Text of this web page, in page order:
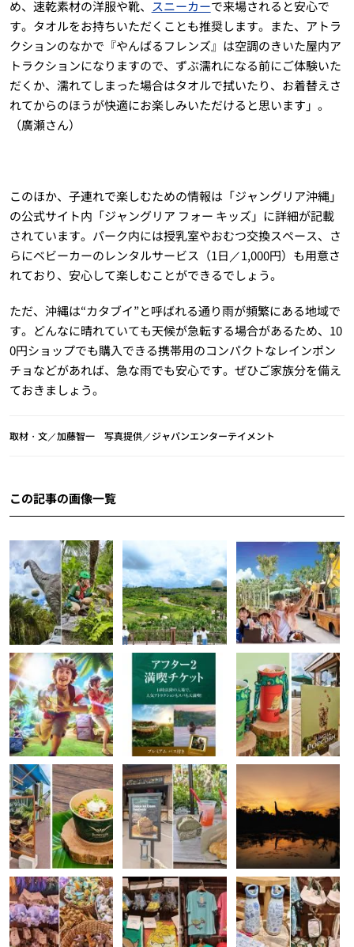
め、速乾素材の洋服や靴、 スニーカーで来場されると安心で
す。タオルをお持ちいただくことも推奨します。また、アトラ
クションのなかで『やんばるフレンズ』は空調のきいた屋内ア
トラクションになりますので、ずぶ濡れになる前にご体験いた
だくか、濡れてしまった場合はタオルで拭いたり、お着替えさ
れてからのほうが快適にお楽しみいただけると思います」。
（廣瀬さん）
このほか、子連れで楽しむための情報は「ジャングリア沖縄」
の公式サイト内「ジャングリア フォー キッズ」に詳細が記載
されています。パーク内には授乳室やおむつ交換スペース、さ
らにベビーカーのレンタルサービス（1日／1,000円）も用意さ
れており、安心して楽しむことができるでしょう。
ただ、沖縄は“カタブイ”と呼ばれる通り雨が頻繁にある地域で
す。どんなに晴れていても天候が急転する場合があるため、10
0円ショップでも購入できる携帯用のコンパクトなレインポン
チョなどがあれば、急な雨でも安心です。ぜひご家族分を備え
ておきましょう。
取材・文／加藤智一 写真提供／ジャパンエンターテイメント
この記事の画像一覧